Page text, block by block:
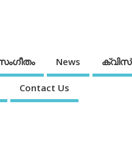
News ക്വിസ്
Contact Us